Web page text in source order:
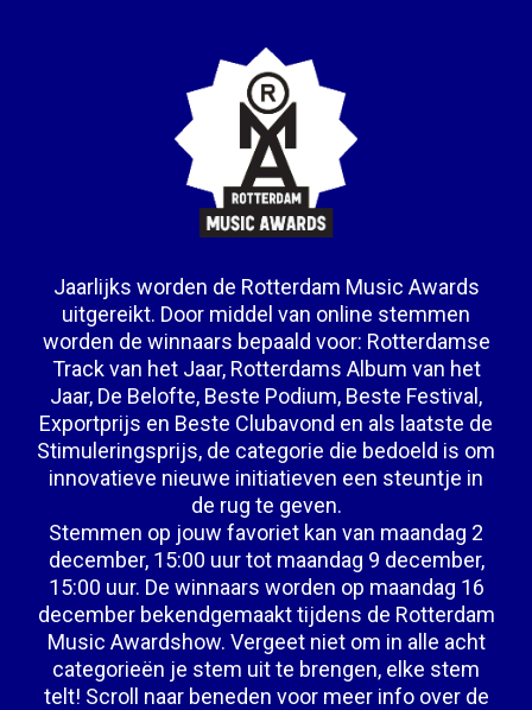
Jaarlijks worden de Rotterdam Music Awards
uitgereikt. Door middel van online stemmen
worden de winnaars bepaald voor: Rotterdamse
Track van het Jaar, Rotterdams Album van het
Jaar, De Belofte, Beste Podium, Beste Festival,
Exportprijs en Beste Clubavond en als laatste de
Stimuleringsprijs, de categorie die bedoeld is om
innovatieve nieuwe initiatieven een steuntje in
de rug te geven.
Stemmen op jouw favoriet kan van maandag 2
december, 15:00 uur tot maandag 9 december,
15:00 uur. De winnaars worden op maandag 16
december bekendgemaakt tijdens de Rotterdam
Music Awardshow. Vergeet niet om in alle acht
categorieën je stem uit te brengen, elke stem
telt! Scroll naar beneden voor meer info over de